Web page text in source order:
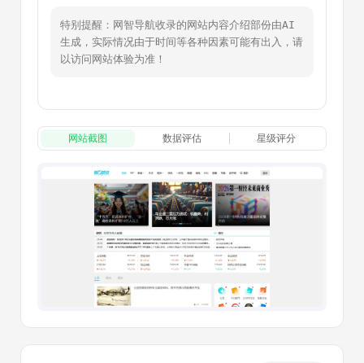
特别提醒：网智导航收录的网站内容介绍部份由AI
生成，实际情况由于时间等各种因素可能有出入，请
以访问网站体验为准！
网站截图 数据评估 星级评分